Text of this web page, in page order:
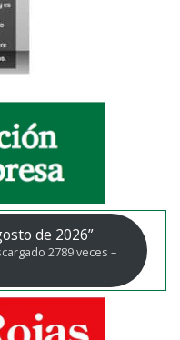
de 2026”
2789 veces –